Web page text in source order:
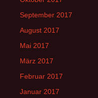
September 2017
August 2017
Mai 2017
März 2017
Februar 2017
Januar 2017